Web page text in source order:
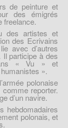
de peinture et
des émigrés
freelance.
des artistes et
des Ecrivains
avec d’autres
participe à des
« Vu » et
».
polonaise
reporter.
d’un navire.
hebdomadaires
polonais, et